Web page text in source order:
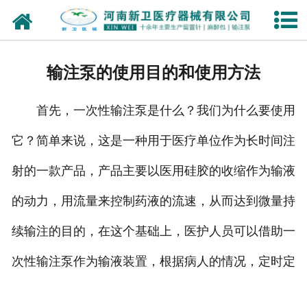
网站首页
生产设备
检测设备
厂房一隅
输注泵的使用目的和使用方法
首先，一次性输注泵是什么？我们为什么要使用
它？简单来说，这是一种用于医疗单位作为长时间注
射的一款产品，产品主要以医用硅胶的收缩作为输液
的动力，用流量来控制药液的流速，从而达到微量持
续输注的目的，在这个基础上，医护人员可以借助一
次性输注泵作为输液装置，根据病人的情况，定时定